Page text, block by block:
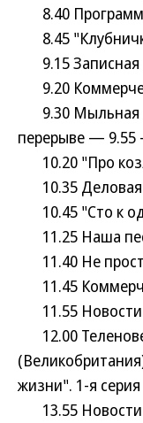
8.40
8.45
9.15 Записная
9.20
9.30 Мыльная
перерыве —
10.20 "Про
10.35
10.45 "Сто к
11.25 Наша
11.40 Не
11.45
11.55 Новости
12.00
жизни". 1-я серия
13.55 Новости